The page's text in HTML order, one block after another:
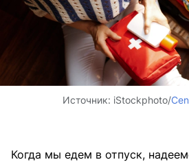
Источник: iStockphoto/
Когда мы едем в отпуск,